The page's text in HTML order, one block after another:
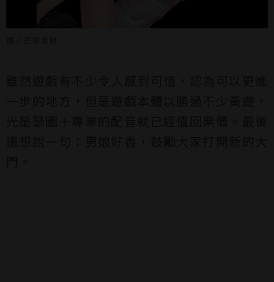
雖然遊戲有不少令人感到可惜，認為可以更進
一步的地方，但是遊戲本體以勝過不少黃遊，
光是瑟圖＋專業的配音就已經值回票價。最後
還想說一句：男娘好香，鼓勵大家打開新的大
門。